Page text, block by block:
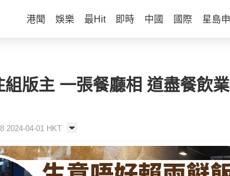
港聞 娛樂 最Hit 即時 中國 國際 星島
組版主 一張餐廳相 道盡餐飲
2024-04-01 HKT